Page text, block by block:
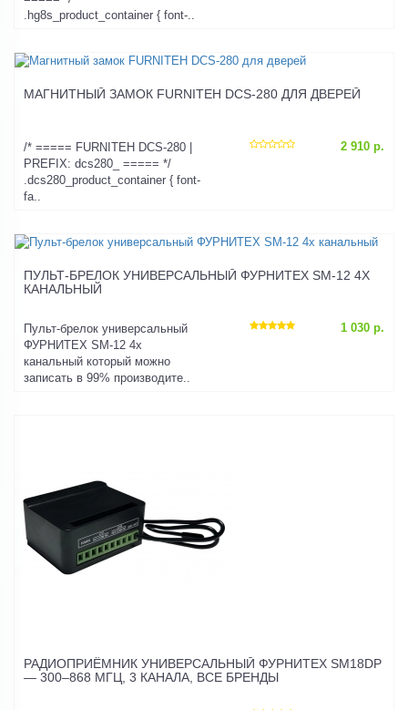
.hg8s_product_container { font-..
МАГНИТНЫЙ ЗАМОК FURNITEH DCS-280 ДЛЯ ДВЕРЕЙ
/* ===== FURNITEH DCS-280 |
PREFIX: dcs280_ ===== */
.dcs280_product_container { font-
fa..
2 910 р.
ПУЛЬТ-БРЕЛОК УНИВЕРСАЛЬНЫЙ ФУРНИТЕХ SM-12 4Х
КАНАЛЬНЫЙ
Пульт-брелок универсальный
ФУРНИТЕХ SM-12 4х
канальный который можно
записать в 99% производите..
1 030 р.
РАДИОПРИЁМНИК УНИВЕРСАЛЬНЫЙ ФУРНИТЕХ SM18DP
— 300–868 МГЦ, 3 КАНАЛА, ВСЕ БРЕНДЫ